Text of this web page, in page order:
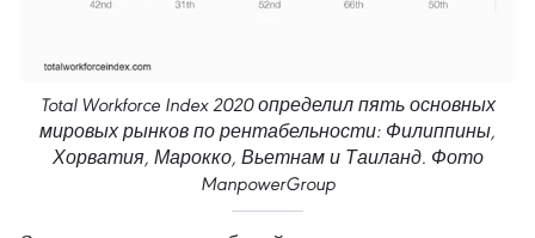
Total Workforce Index 2020 определил пять основных
мировых рынков по рентабельности: Филиппины,
Хорватия, Марокко, Вьетнам и Таиланд. Фото
ManpowerGroup